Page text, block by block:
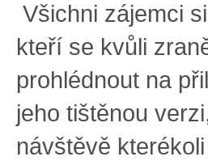
Všichni zájemci
kteří se kvůli
prohlédnout na
jeho tištěnou
návštěvě